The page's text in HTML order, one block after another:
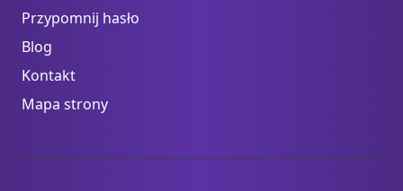
Przypomnij hasło
Blog
Kontakt
Mapa strony